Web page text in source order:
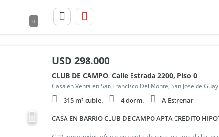
0
USD 298.000
CLUB DE CAMPO. Calle Estrada 2200, Piso 0
Casa en Venta en San Francisco Del Monte, San Jose de
315 m² cubie. 4 dorm. A Estrenar
CASA EN BARRIO CLUB DE CAMPO APTA CREDITO